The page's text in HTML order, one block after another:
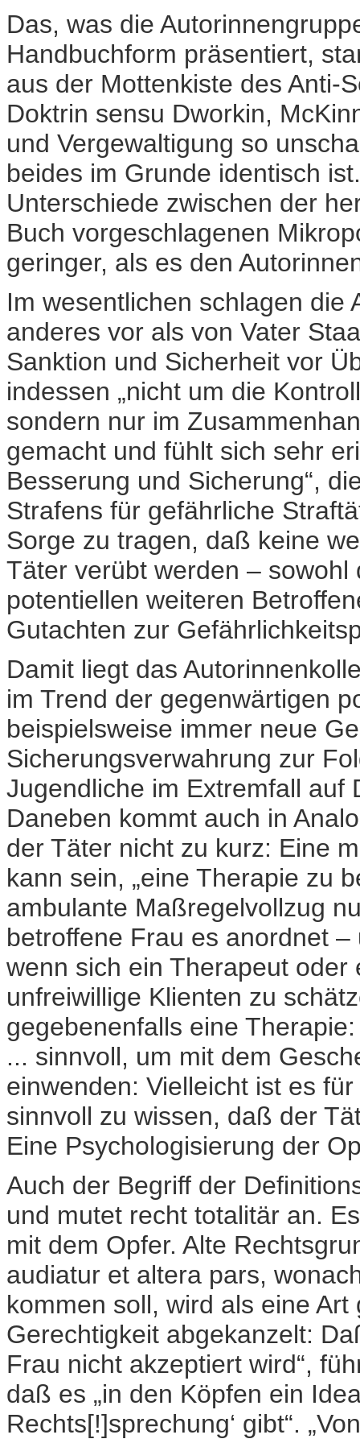
Das, was die
Handbuchform präsentiert,
aus der Mottenkiste des Anti-
Doktrin sensu Dworkin,
und Vergewaltigung so
beides im Grunde identisch
Unterschiede zwischen der
Buch vorgeschlagenen
geringer, als es den
Im wesentlichen schlagen die
anderes vor als von Vater
Sanktion und Sicherheit vor
indessen „nicht um die
sondern nur im
gemacht und fühlt sich sehr
Besserung und Sicherung“,
Strafens für gefährliche
Sorge zu tragen, daß keine
Täter verübt werden –
potentiellen weiteren
Gutachten zur
Damit liegt das
im Trend der gegenwärtigen
beispielsweise immer neue
Sicherungsverwahrung zur
Jugendliche im Extremfall auf
Daneben kommt auch in
der Täter nicht zu kurz: Eine
kann sein, „eine Therapie zu
ambulante Maßregelvollzug
betroffene Frau es anordnet
wenn sich ein Therapeut
unfreiwillige Klienten zu
gegebenenfalls eine
... sinnvoll, um mit dem
einwenden: Vielleicht ist es
sinnvoll zu wissen, daß der
Eine Psychologisierung der
Auch der Begriff der
und mutet recht totalitär an.
mit dem Opfer. Alte
audiatur et altera pars,
kommen soll, wird als eine
Gerechtigkeit abgekanzelt:
Frau nicht akzeptiert wird“,
daß es „in den Köpfen ein
Rechts[!]sprechung‘ gibt“.